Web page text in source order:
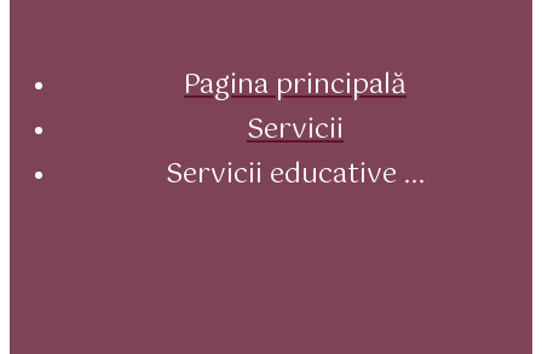
Pagina principală
Servicii
Servicii educative ...